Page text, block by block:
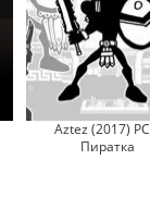
Aztez (2017)
Пиратка